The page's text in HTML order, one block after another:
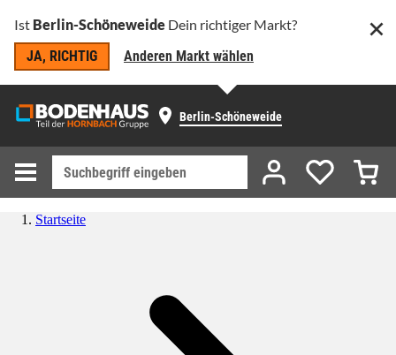
Ist Berlin-Schöneweide Dein richtiger Markt?
JA, RICHTIG
Anderen Markt wählen
Berlin-Schöneweide
Startseite